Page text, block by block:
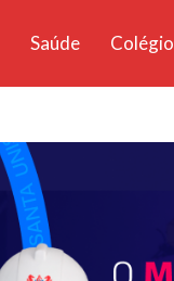
Saúde Colégio